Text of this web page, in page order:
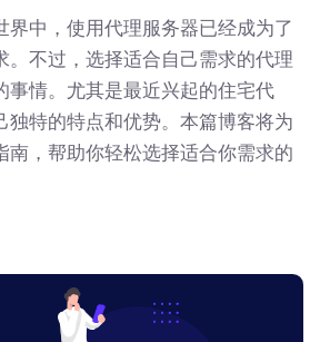
界中，使用代理服务器已经成为了
。不过，选择适合自己需求的代理
事情。尤其是最近兴起的住宅代
独特的特点和优势。本篇博客将为
南，帮助你轻松选择适合你需求的